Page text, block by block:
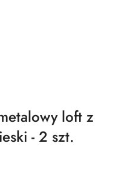
loft z
- 2 szt.